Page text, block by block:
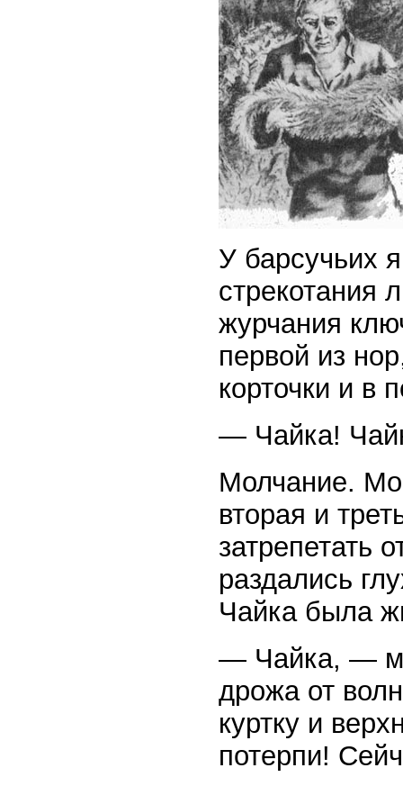
У барсучьих
стрекотания
журчания
первой из
корточки и в
— Чайка!
Молчание.
вторая и
затрепетать
раздались
Чайка была
— Чайка, —
дрожа от
куртку и
потерпи!